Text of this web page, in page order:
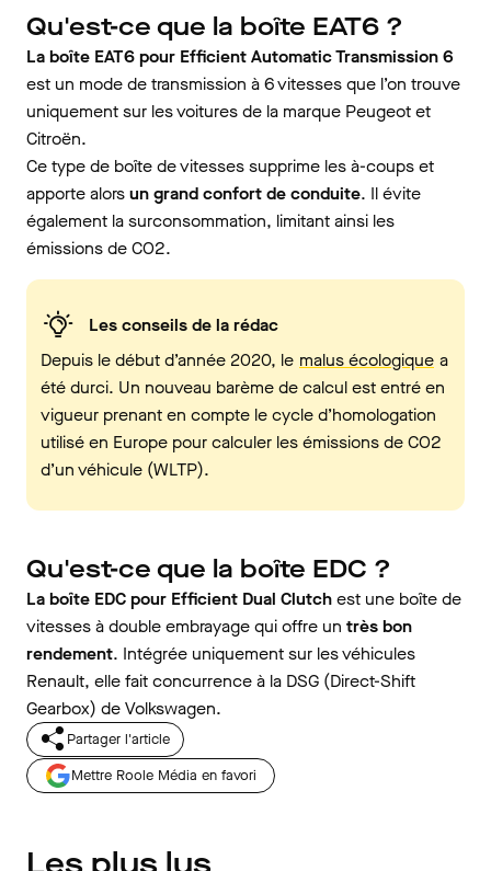
Qu'est-ce que la boîte EAT6 ?
La boîte EAT6 pour Efficient Automatic Transmission 6
est un mode de transmission à 6 vitesses que l’on trouve
uniquement sur les voitures de la marque Peugeot et
Citroën.
Ce type de boîte de vitesses supprime les à-coups et
apporte alorsun grand confort de conduite. Il évite
également la surconsommation, limitant ainsi les
émissions de CO2.
Les conseils de la rédac
Depuis le début d’année 2020, le malus écologique a
été durci. Un nouveau barème de calcul est entré en
vigueur prenant en compte le cycle d’homologation
utilisé en Europe pour calculer les émissions de CO2
d’un véhicule (WLTP).
Qu'est-ce que la boîte EDC ?
La boîte EDC pour Efficient Dual Clutchest une boîte de
vitesses à double embrayage qui offre un très bon
rendement. Intégrée uniquement sur les véhicules
Renault, elle fait concurrence à la DSG (Direct-Shift
Gearbox) de Volkswagen.
Partager l'article
Mettre Roole Média en favori